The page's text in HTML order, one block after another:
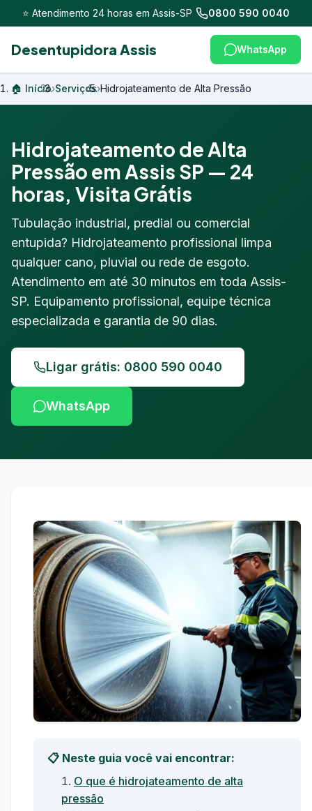
⭐ Atendimento 24 horas em Assis-SP 0800 590 0040
Desentupidora Assis WhatsApp
🏠 Início›Serviços›Hidrojateamento de Alta Pressão
Hidrojateamento de Alta
Pressão em Assis SP — 24
horas, Visita Grátis
Tubulação industrial, predial ou comercial
entupida? Hidrojateamento profissional limpa
qualquer cano, pluvial ou rede de esgoto.
Atendimento em até 30 minutos em toda Assis-
SP. Equipamento profissional, equipe técnica
especializada e garantia de 90 dias.
Ligar grátis: 0800 590 0040
WhatsApp
📋 Neste guia você vai encontrar:
O que é hidrojateamento de alta
pressão